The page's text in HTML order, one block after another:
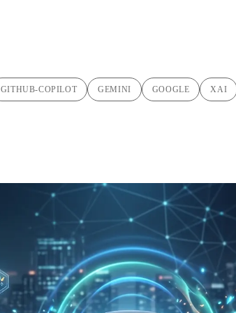
GITHUB-COPILOT GEMINI GOOGLE XAI